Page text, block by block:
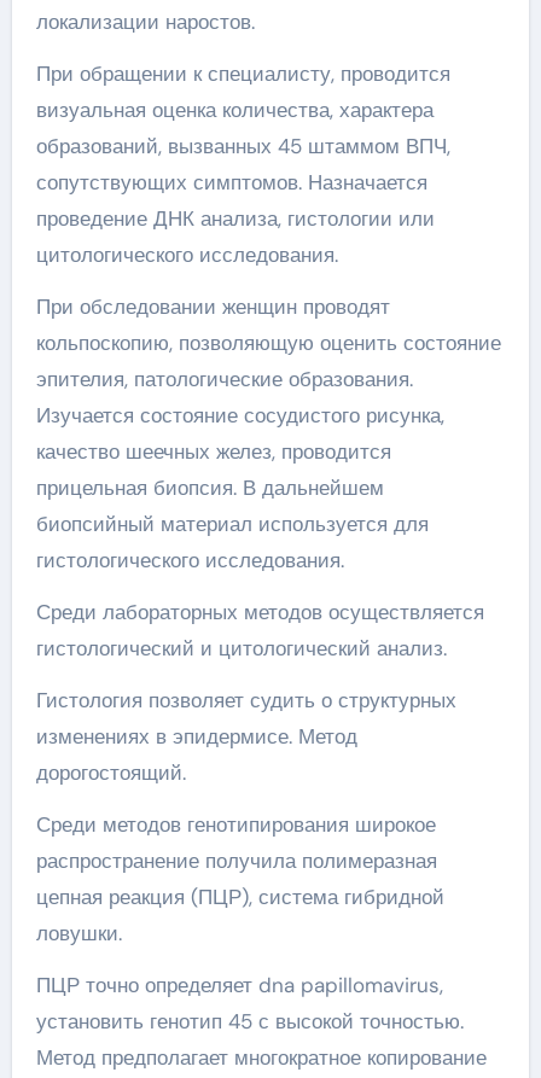
локализации наростов.
При обращении к специалисту, проводится
визуальная оценка количества, характера
образований, вызванных 45 штаммом ВПЧ,
сопутствующих симптомов. Назначается
проведение ДНК анализа, гистологии или
цитологического исследования.
При обследовании женщин проводят
кольпоскопию, позволяющую оценить состояние
эпителия, патологические образования.
Изучается состояние сосудистого рисунка,
качество шеечных желез, проводится
прицельная биопсия. В дальнейшем
биопсийный материал используется для
гистологического исследования.
Среди лабораторных методов осуществляется
гистологический и цитологический анализ.
Гистология позволяет судить о структурных
изменениях в эпидермисе. Метод
дорогостоящий.
Среди методов генотипирования широкое
распространение получила полимеразная
цепная реакция (ПЦР), система гибридной
ловушки.
ПЦР точно определяет dna papillomavirus,
установить генотип 45 с высокой точностью.
Метод предполагает многократное копирование